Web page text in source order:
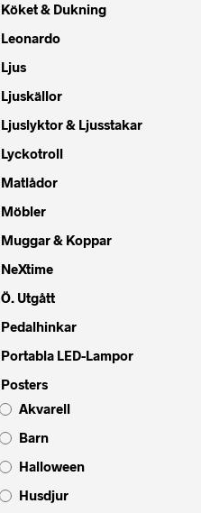
Köket & Dukning
Leonardo
Ljus
Ljuskällor
Ljuslyktor & Ljusstakar
Lyckotroll
Matlådor
Möbler
Muggar & Koppar
NeXtime
Ö. Utgått
Pedalhinkar
Portabla LED-Lampor
Posters
Akvarell
Barn
Halloween
Husdjur